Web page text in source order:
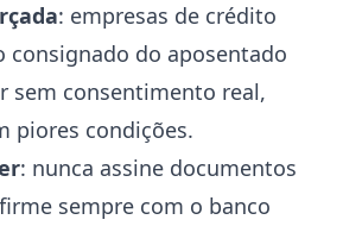
: empresas de crédito
consignado do aposentado
sem consentimento real,
piores condições.
: nunca assine documentos
sempre com o banco